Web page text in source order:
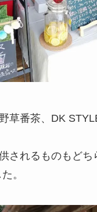
草番茶、DK
されるものもどち
。